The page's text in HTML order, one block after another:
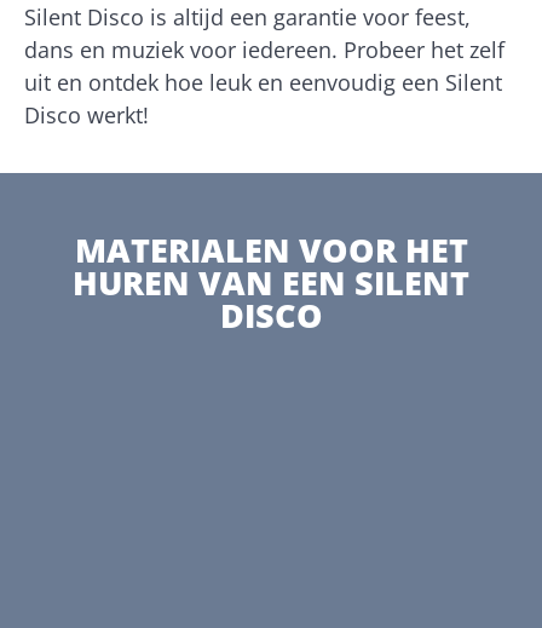
Silent Disco is altijd een garantie voor feest,
dans en muziek voor iedereen. Probeer het zelf
uit en ontdek hoe leuk en eenvoudig een Silent
Disco werkt!
MATERIALEN VOOR HET
HUREN VAN EEN SILENT
DISCO